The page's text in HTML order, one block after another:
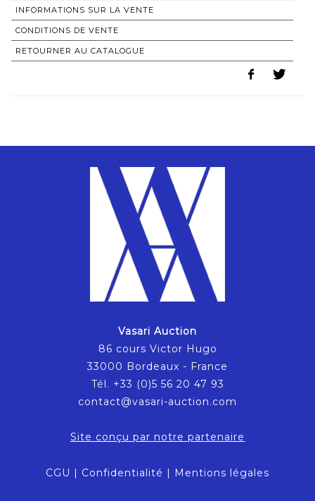
INFORMATIONS SUR LA VENTE
CONDITIONS DE VENTE
RETOURNER AU CATALOGUE
Vasari Auction
86 cours Victor Hugo
33000 Bordeaux - France
Tél. +33 (0)5 56 20 47 93
contact@vasari-auction.com
Site conçu par notre partenaire
CGU | Confidentialité | Mentions légales